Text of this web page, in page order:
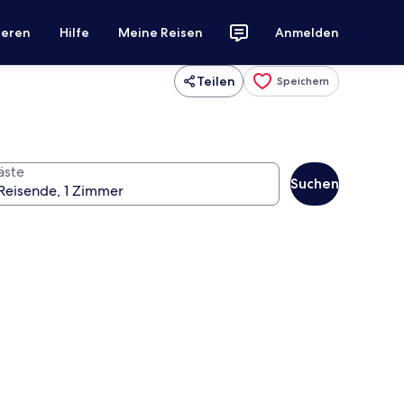
Hilfe Meine Reisen Anmelden
Teilen Speichern
Suchen